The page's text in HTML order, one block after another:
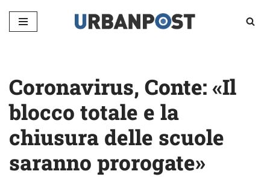
Vai
Coronavirus, Conte: «Il
blocco totale e la
chiusura delle scuole
saranno prorogate»